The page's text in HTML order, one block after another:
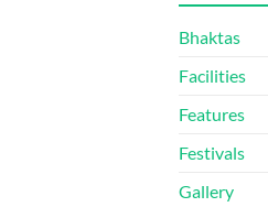
Bhaktas
Facilities
Features
Festivals
Gallery